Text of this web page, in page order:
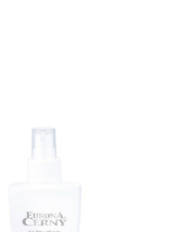
karamel